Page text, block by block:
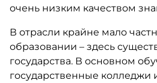
очень низким качеством
В отрасли крайне мало
образовании – здесь
государства. В основном
государственные колледжи